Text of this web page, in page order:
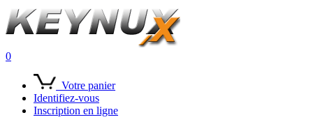
0
Votre panier
Identifiez-vous
Inscription en ligne